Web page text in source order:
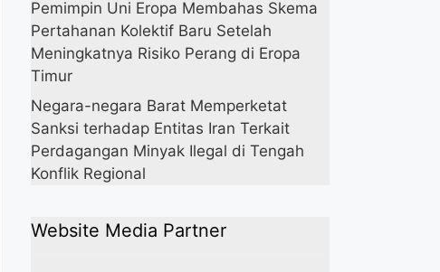
Pemimpin Uni Eropa Membahas Skema
Pertahanan Kolektif Baru Setelah
Meningkatnya Risiko Perang di Eropa
Timur
Negara-negara Barat Memperketat
Sanksi terhadap Entitas Iran Terkait
Perdagangan Minyak Ilegal di Tengah
Konflik Regional
Website Media Partner